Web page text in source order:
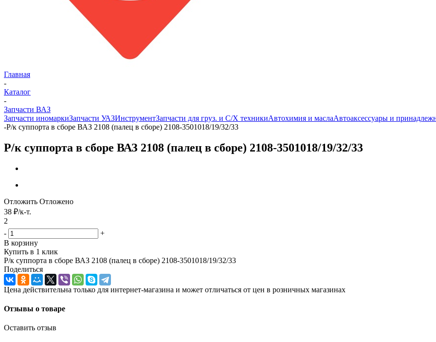
Главная
-
Каталог
-
Запчасти ВАЗ
Запчасти иномаркиЗапчасти УАЗИнструментЗапчасти для груз. и С/Х техникиАвтохимия и маслаАвтоаксессуары и
-Р/к суппорта в сборе ВАЗ 2108 (палец в сборе) 2108-3501018/19/32/33
Р/к суппорта в сборе ВАЗ 2108 (палец в сборе) 2108-3501018/19/32/33
Отложить Отложено
38 ₽/к-т.
2
-
+
В корзину
Купить в 1 клик
Р/к суппорта в сборе ВАЗ 2108 (палец в сборе) 2108-3501018/19/32/33
Поделиться
Цена действительна только для интернет-магазина и может отличаться от цен в розничных магазинах
Отзывы о товаре
Оставить отзыв